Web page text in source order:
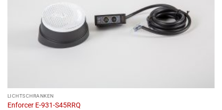
LICHTSCHRANKEN
Enforcer E-931-S45RRQ